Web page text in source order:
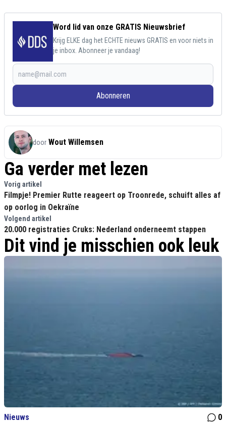
Word lid van onze GRATIS Nieuwsbrief
Krijg ELKE dag het ECHTE nieuws GRATIS en voor niets in
je inbox. Abonneer je vandaag!
Abonneren
door Wout Willemsen
Ga verder met lezen
Vorig artikel
Filmpje! Premier Rutte reageert op Troonrede, schuift alles af
op oorlog in Oekraïne
Volgend artikel
20.000 registraties Cruks: Nederland onderneemt stappen
Dit vind je misschien ook leuk
Nieuws
0